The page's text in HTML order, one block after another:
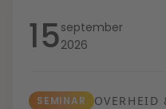
15september
2026
SEMINAR OVERHEID